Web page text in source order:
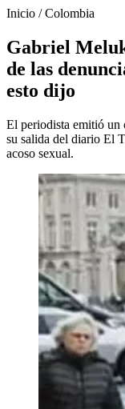
Inicio /Colombia
Gabriel
de las
esto dijo
El periodista emitió un
su salida del diario El
acoso sexual.